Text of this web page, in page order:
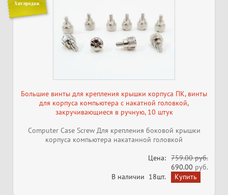
Хит продаж
Большие винты для крепления крышки корпуса ПК, винты
для корпуса компьютера с накатной головкой,
закручивающиеся в ручную, 10 штук
Computer Case Screw Для крепления боковой крышки
корпуса компьютера накатанной головкой
Цена: 759.00 руб.
690.00 руб.
В наличии 18шт.